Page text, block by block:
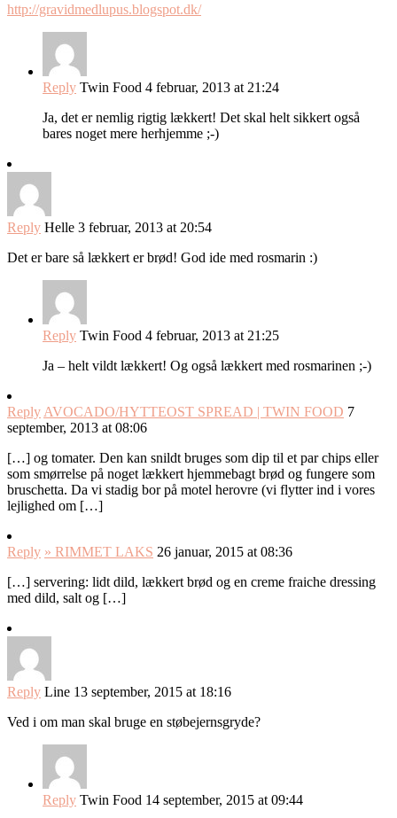
http://gravidmedlupus.blogspot.dk/
Reply Twin Food 4 februar, 2013 at 21:24
Ja, det er nemlig rigtig lækkert! Det skal helt sikkert også
bares noget mere herhjemme ;-)
Reply Helle 3 februar, 2013 at 20:54
Det er bare så lækkert er brød! God ide med rosmarin :)
Reply Twin Food 4 februar, 2013 at 21:25
Ja – helt vildt lækkert! Og også lækkert med rosmarinen ;-)
Reply AVOCADO/HYTTEOST SPREAD | TWIN FOOD 7
september, 2013 at 08:06
[…] og tomater. Den kan snildt bruges som dip til et par chips eller
som smørrelse på noget lækkert hjemmebagt brød og fungere som
bruschetta. Da vi stadig bor på motel herovre (vi flytter ind i vores
lejlighed om […]
Reply » RIMMET LAKS 26 januar, 2015 at 08:36
[…] servering: lidt dild, lækkert brød og en creme fraiche dressing
med dild, salt og […]
Reply Line 13 september, 2015 at 18:16
Ved i om man skal bruge en støbejernsgryde?
Reply Twin Food 14 september, 2015 at 09:44